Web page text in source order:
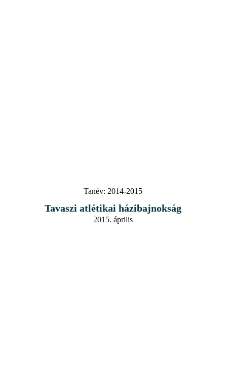
Tanév: 2014-2015
Tavaszi atlétikai házibajnokság
2015. április